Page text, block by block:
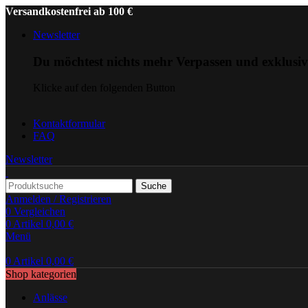
Versandkostenfrei ab 100 €
Newsletter
Kontaktformular
FAQ
Newsletter
Suche
Anmelden / Registrieren
0 Vergleichen
0Artikel 0,00 €
Menü
0Artikel 0,00 €
Shop kategorien
Anlässe